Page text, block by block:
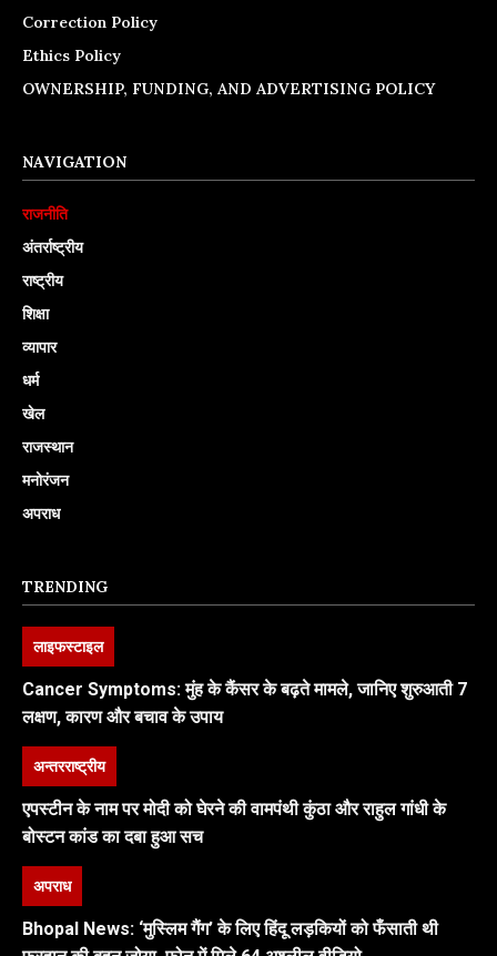
Correction Policy
Ethics Policy
OWNERSHIP, FUNDING, AND ADVERTISING POLICY
NAVIGATION
राजनीति
अंतर्राष्ट्रीय
राष्ट्रीय
शिक्षा
व्यापार
धर्म
खेल
राजस्थान
मनोरंजन
अपराध
TRENDING
लाइफस्टाइल
Cancer Symptoms: मुंह के कैंसर के बढ़ते मामले, जानिए शुरुआती 7
लक्षण, कारण और बचाव के उपाय
अन्तरराष्ट्रीय
एपस्टीन के नाम पर मोदी को घेरने की वामपंथी कुंठा और राहुल गांधी के
बोस्टन कांड का दबा हुआ सच
अपराध
Bhopal News: ‘मुस्लिम गैंग’ के लिए हिंदू लड़कियों को फँसाती थी